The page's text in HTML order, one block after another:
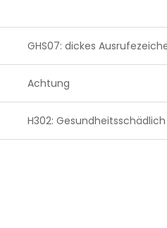
GHS07: dickes
Achtung
H302: